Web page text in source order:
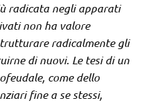
radicata negli apparati
non ha valore
radicalmente gli
di nuovi. Le tesi di un
come dello
fine a se stessi,